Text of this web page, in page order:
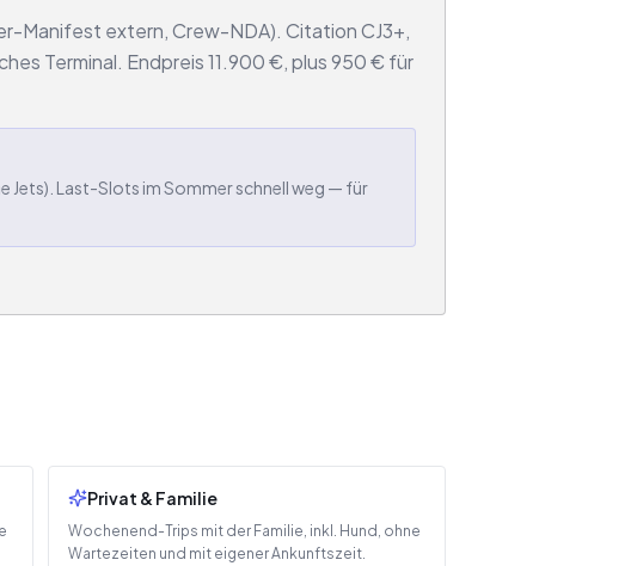
Manifest extern, Crew-NDA). Citation CJ3+,
Terminal. Endpreis 11.900 €, plus 950 € für
Last-Slots im Sommer schnell weg — für
Privat & Familie
Wochenend-Trips mit der Familie, inkl. Hund, ohne
Wartezeiten und mit eigener Ankunftszeit.